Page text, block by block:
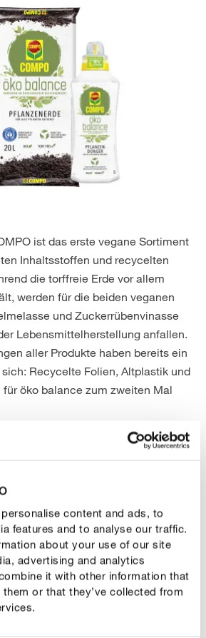
content and ads, to
features and to analyse our traffic.
about your use of our site
advertising and analytics
it with other information that
or that they’ve collected from
ist das erste vegane Sortiment
Inhaltsstoffen und recycelten
die torffreie Erde vor allem
werden für die beiden veganen
und Zuckerrübenvinasse
Lebensmittelherstellung anfallen.
aller Produkte haben bereits ein
Recycelte Folien, Altplastik und
öko balance zum zweiten Mal
der Kreislaufwirtschaft
bei unseren Verpackungen
Ressourcen und setzten mit
Materialien auf
Folienbeutel, Flaschen, Eimer
unsere nachhaltigen
kommen für alle